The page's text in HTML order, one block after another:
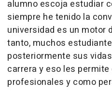
alumno escoja estudiar
siempre he tenido la
universidad es un motor
tanto, muchos
posteriormente sus
carrera y eso les
profesionales y como